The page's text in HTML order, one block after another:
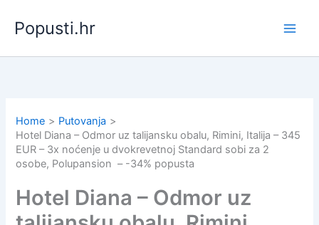
content
Popusti.hr
Home
Putovanja
Hotel Diana – Odmor uz talijansku obalu, Rimini, Italija – 345
EUR – 3x noćenje u dvokrevetnoj Standard sobi za 2
osobe, Polupansion – -34% popusta
Hotel Diana – Odmor uz